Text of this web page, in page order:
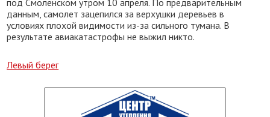
данным, самолет зацепился за верхушки деревьев в
условиях плохой видимости из-за сильного тумана. В
результате авиакатастрофы не выжил никто.
Левый берег